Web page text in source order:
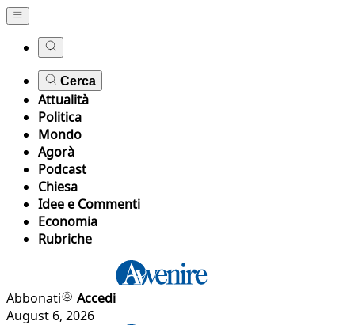
Cerca
Attualità
Politica
Mondo
Agorà
Podcast
Chiesa
Idee e Commenti
Economia
Rubriche
Abbonati
Accedi
August 6, 2026